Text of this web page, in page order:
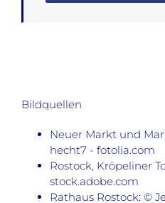
Bildquellen
Neuer Markt und
hecht7 - fotolia.com
Rostock, Kröpeliner
stock.adobe.com
Rathaus Rostock: ©